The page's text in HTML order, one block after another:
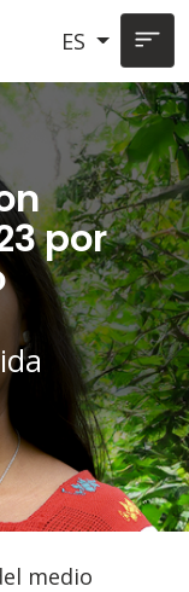
ES
por
medio